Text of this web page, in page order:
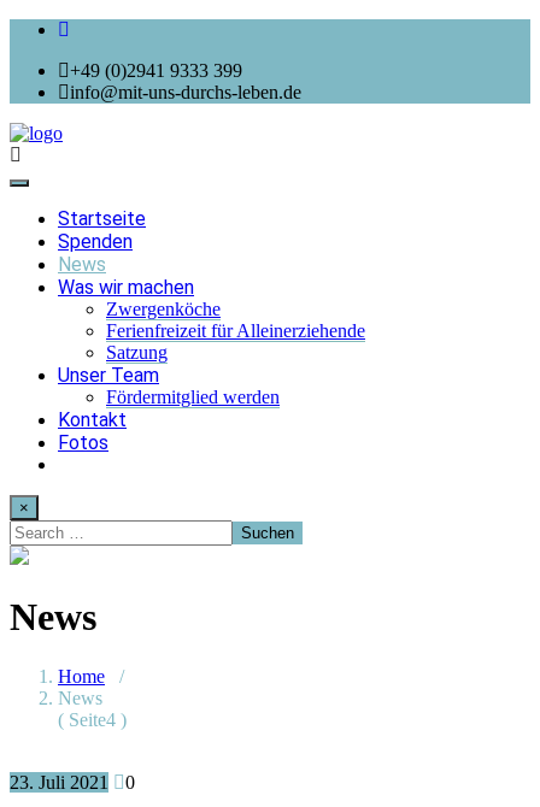
+49 (0)2941 9333 399
info@mit-uns-durchs-leben.de
Toggle
navigationStartseite
Spenden
News
Was wir machen
Zwergenköche
Ferienfreizeit für Alleinerziehende
Satzung
Unser Team
Fördermitglied werden
Kontakt
Fotos
×
News
Home /
News
( Seite4 )
23. Juli 2021 0